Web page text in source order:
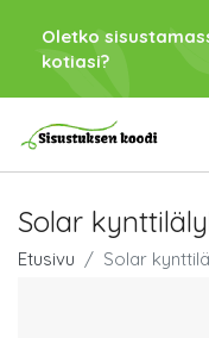
Oletko
kotiasi?
Solar
Etusivu Solar